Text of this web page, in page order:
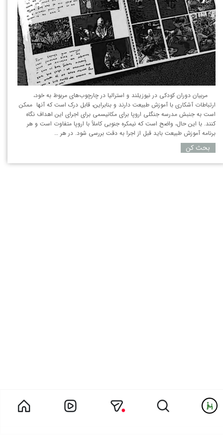
مربیان دوران کودکی در نیوزیلند و استرالیا در چارچوب‌های مربوط به خود،
ارتباطات آشکاری با آموزش طبیعت دارند و بنابراین، قابل درک است که آنها ممکن
است به جنبش مدرسه جنگلی اروپا برای مکانیسمی برای اجرای این اهداف نگاه
کنند. با این حال، واضح است که نیمکره جنوبی کاملاً با اروپا متفاوت است و هر
برنامه آموزش طبیعت باید قبل از اجرا به دقت بررسی شود. در هر …
بحث کن